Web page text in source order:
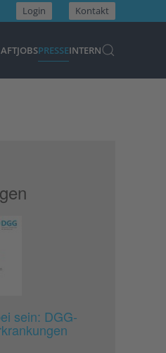
Login Kontakt
JOBSPRESSEINTERN
sein: DGG-